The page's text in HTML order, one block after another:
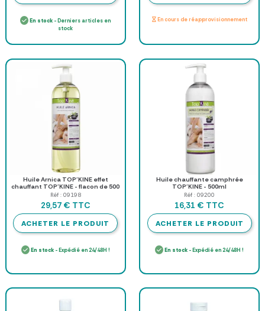
En stock - Derniers articles en
stock
En cours de réapprovisionnement
Huile Arnica TOP'KINE effet
chauffant TOP'KINE - flacon de 500
ml
Réf : 09198
29,57 € TTC
ACHETER LE PRODUIT
En stock- Expédié en 24/48H !
Huile chauffante camphrée
TOP'KINE - 500ml
Réf : 09200
16,31 € TTC
ACHETER LE PRODUIT
En stock - Expédié en 24/48H !